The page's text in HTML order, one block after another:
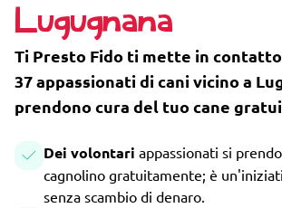
Lugugnana
Ti Presto Fido ti mette in
37 appassionati di cani vicino a
prendono cura del tuo cane
Dei volontari appassionati si
cagnolino gratuitamente; è
senza scambio di denaro.